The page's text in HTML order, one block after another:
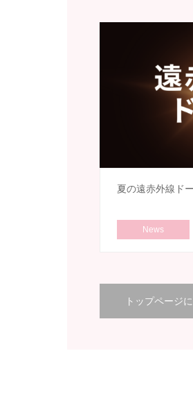
夏の遠赤外線ド
News
トップページ